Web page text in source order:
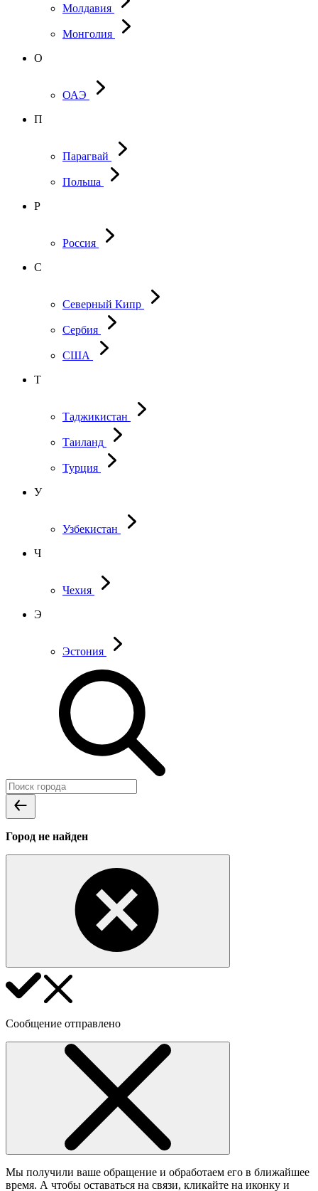
Молдавия
Монголия
О
ОАЭ
П
Парагвай
Польша
Р
Россия
С
Северный Кипр
Сербия
США
Т
Таджикистан
Таиланд
Турция
У
Узбекистан
Ч
Чехия
Э
Эстония
Город не найден
Сообщение отправлено
Мы получили ваше обращение и обработаем его в ближайшее
время. А чтобы оставаться на связи, кликайте на иконку и